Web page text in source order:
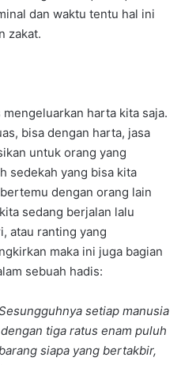
dan waktu tentu hal ini
zakat.
harta kita saja.
bisa dengan harta, jasa
untuk orang yang
sedekah yang bisa kita
dengan orang lain
kita sedang berjalan lalu
atau ranting yang
maka ini juga bagian
sebuah hadis:
setiap manusia
tiga ratus enam puluh
siapa yang bertakbir,